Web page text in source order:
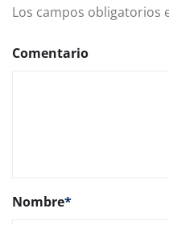
Los campos obligatorios
Comentario
Nombre*